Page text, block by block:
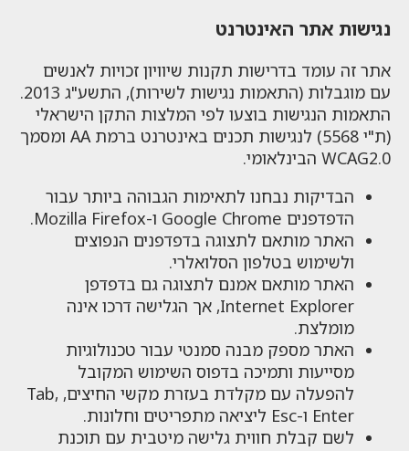
נגישות אתר האינטרנט
אתר זה עומד בדרישות תקנות שיוויון זכויות לאנשים
עם מוגבלות (התאמות נגישות לשירות), התשע"ג 2013.
התאמות הנגישות בוצעו לפי המלצות התקן הישראלי
(ת"י 5568) לנגישות תכנים באינטרנט ברמת AA ומסמך
WCAG2.0 הבינלאומי.
הבדיקות נבחנו לתאימות הגבוהה ביותר עבור
הדפדפנים Google Chrome ו-Mozilla Firefox.
האתר מותאם לתצוגה בדפדפנים הנפוצים
ולשימוש בטלפון הסלואלרי.
האתר מותאם אמנם לתצוגה גם בדפדפן
Internet Explorer, אך הגלישה דרכו אינה
מומלצת.
האתר מספק מבנה סמנטי עבור טכנולוגיות
מסייעות ותמיכה בדפוס השימוש המקובל
להפעלה עם מקלדת בעזרת מקשי החיצים, Tab,
Enter ו-Esc ליציאה מתפריטים וחלונות.
לשם קבלת חווית גלישה מיטבית עם תוכנת